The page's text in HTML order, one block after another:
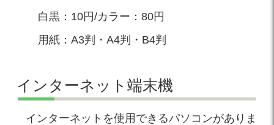
白黒：10円/カラー：80円
用紙：A3判・A4判・B4判
インターネット端末機
インターネットを使用できるパソコンがありま